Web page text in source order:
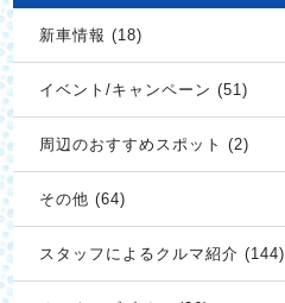
新車情報 (18)
イベント/キャンペーン (51)
周辺のおすすめスポット (2)
その他 (64)
スタッフによるクルマ紹介 (144)